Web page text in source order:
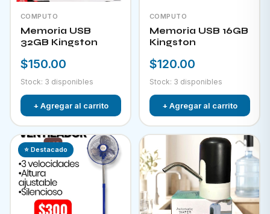
COMPUTO
Memoria USB
32GB Kingston
$150.00
Stock: 3 disponibles
+ Agregar al carrito
COMPUTO
Memoria USB 16GB
Kingston
$120.00
Stock: 3 disponibles
+ Agregar al carrito
⭐ Destacado